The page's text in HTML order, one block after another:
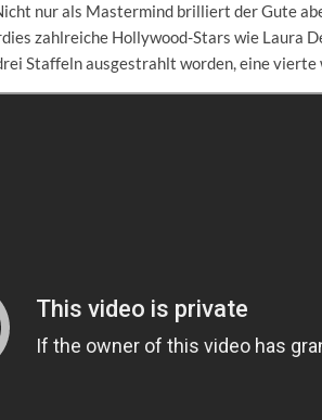
nur als Mastermind brilliert der Gute
zahlreiche Hollywood-Stars wie Laura
Staffeln ausgestrahlt worden, eine